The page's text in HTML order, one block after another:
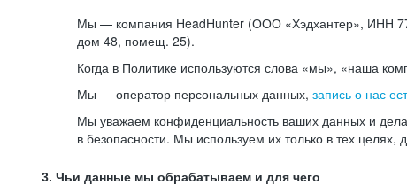
Мы — компания HeadHunter (ООО «Хэдхантер», ИНН
дом 48, помещ. 25).
Когда в Политике используются слова «мы», «наша
Мы — оператор персональных данных, запись о нас
Мы уважаем конфиденциальность ваших данных и
в безопасности. Мы используем их только в тех
3. Чьи данные мы обрабатываем и для чего